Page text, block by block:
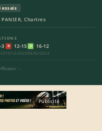
PANIER, Chartres
essais
3 D 12-15
10/12/2023
V 16-12
04/02/2023
: -
Publicité